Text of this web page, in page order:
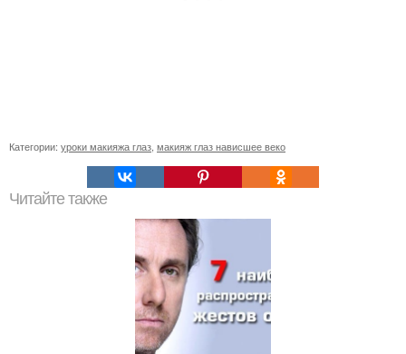
Категории: уроки макияжа глаз макияж глаз нависшее веко
Читайте также